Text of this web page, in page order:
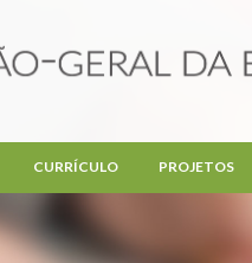
CURRÍCULO PROJETOS